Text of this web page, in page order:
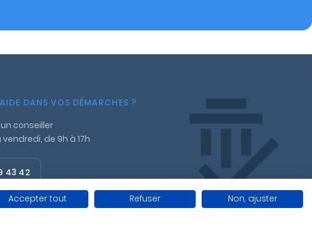
DANS VOS DÉMARCHES ?
conseiller
de 9h à 17h
43 42
Accepter tout Refuser Non, ajuster